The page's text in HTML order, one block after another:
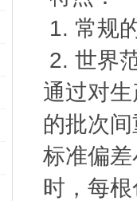
1. 常规
2. 世界
通过对
的批次
标准偏
时，每